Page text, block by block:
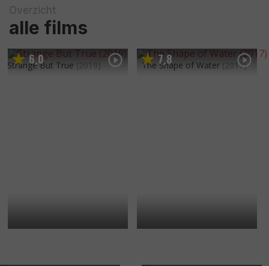
Overzicht
alle films
6,0
Strange But True (2019) 7,8
The Shape of Water (2017)